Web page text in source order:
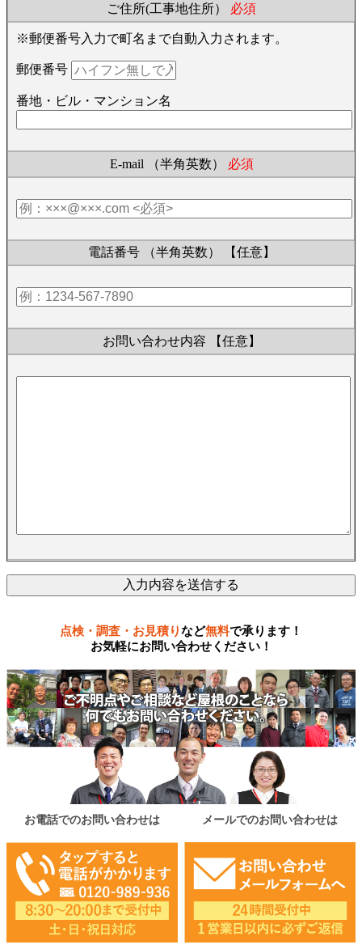
ご住所(工事地住所） 必須
※郵便番号入力で町名まで自動入力されます。
郵便番号
番地・ビル・マンション名
E-mail （半角英数） 必須
電話番号 （半角英数） 【任意】
お問い合わせ内容 【任意】
点検・調査・お見積りなど無料で承ります！
お気軽にお問い合わせください！
お電話でのお問い合わせは メールでのお問い合わせは